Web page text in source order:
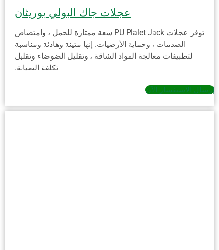
عجلات جاك البولي يوريثان
توفر عجلات PU Plalet Jack سعة ممتازة للحمل ، وامتصاص
الصدمات ، وحماية الأرضيات. إنها متينة وهادئة ومناسبة
لتطبيقات معالجة المواد الشاقة ، وتقليل الضوضاء وتقليل
تكلفة الصيانة.
إرسال الاستفسار الآن